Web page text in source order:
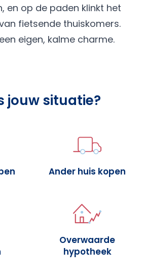
en op de paden klinkt het
fietsende thuiskomers.
eigen, kalme charme.
jouw situatie?
Ander huis kopen
Overwaarde
hypotheek